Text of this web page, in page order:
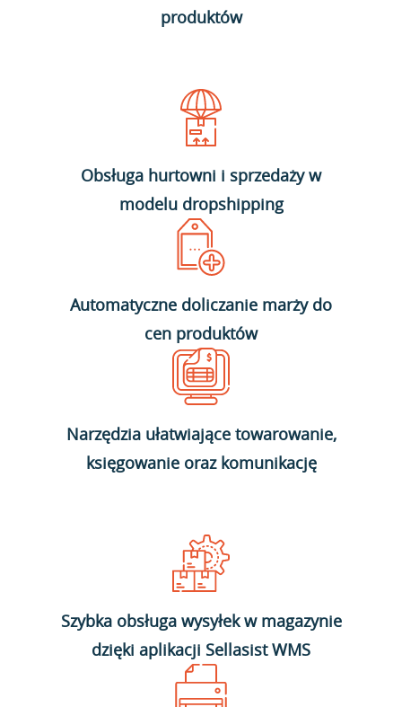
produktów
Obsługa hurtowni i sprzedaży w
modelu dropshipping
Automatyczne doliczanie marży do
cen produktów
Narzędzia ułatwiające towarowanie,
księgowanie oraz komunikację
Szybka obsługa wysyłek w magazynie
dzięki aplikacji Sellasist WMS